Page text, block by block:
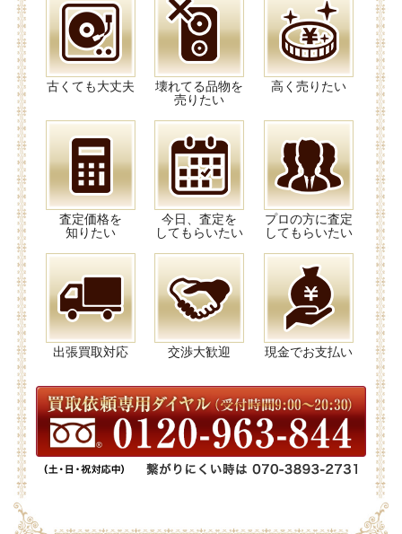
古くても大丈夫
壊れてる品物を
売りたい
高く売りたい
査定価格を
知りたい
今日、査定を
してもらいたい
プロの方に査定
してもらいたい
出張買取対応 交渉大歓迎 現金でお支払い